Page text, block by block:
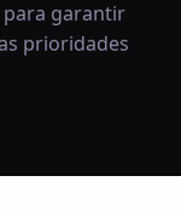
garantir
prioridades